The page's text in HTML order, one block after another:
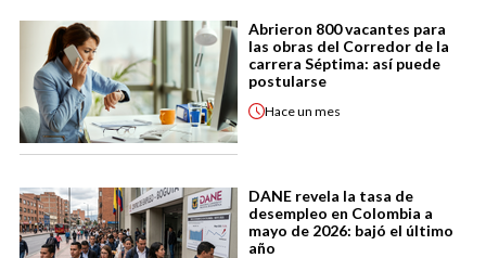
Abrieron 800 vacantes para
las obras del Corredor de la
carrera Séptima: así puede
postularse
Haceun mes
DANE revela la tasa de
desempleo en Colombia a
mayo de 2026: bajó el último
año